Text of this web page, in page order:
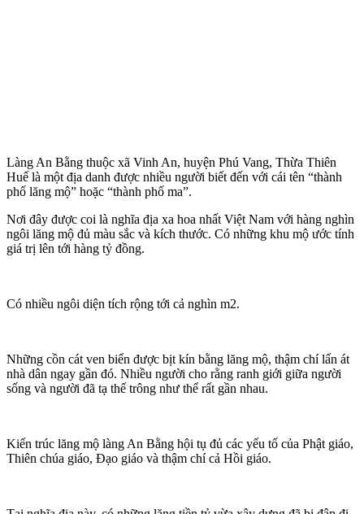
Làng An Bằng thuộc xã Vinh An, huyện Phú Vang, Thừa Thiên
Huế là một địa danh được nhiều người biết đến với cái tên “thành
phố lăng mộ” hoặc “thành phố ma”.
Nơi đây được coi là nghĩa địa xa hoa nhất Việt Nam với hàng nghìn
ngôi lăng mộ đủ màu sắc và kích thước. Có những khu mộ ước tính
giá trị lên tới hàng tỷ đồng.
Có nhiều ngôi diện tích rộng tới cả nghìn m2.
Những cồn cát ven biển được bịt kín bằng lăng mộ, thậm chí lấn át
nhà dân ngay gần đó. Nhiều người cho rằng ranh giới giữa người
sống và người đã tạ thế trông như thể rất gần nhau.
Kiến trúc lăng mộ làng An Bằng hội tụ đủ các yếu tố của Phật giáo,
Thiên chúa giáo, Đạo giáo và thậm chí cả Hồi giáo.